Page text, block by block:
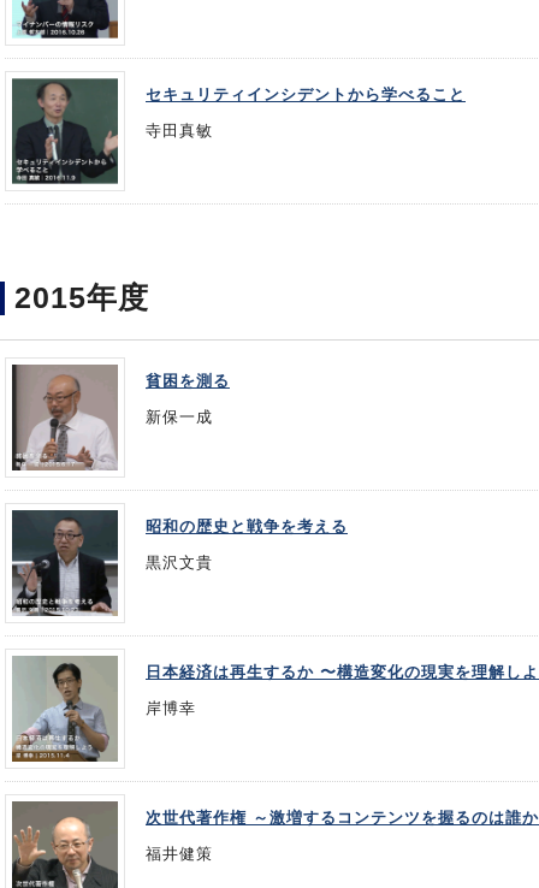
セキュリティインシデントから学べること
寺田真敏
2015年度
貧困を測る
新保一成
昭和の歴史と戦争を考える
黒沢文貴
日本経済は再生するか 〜構造変化の現実を理解し
岸博幸
次世代著作権 ～激増するコンテンツを握るのは誰か
福井健策